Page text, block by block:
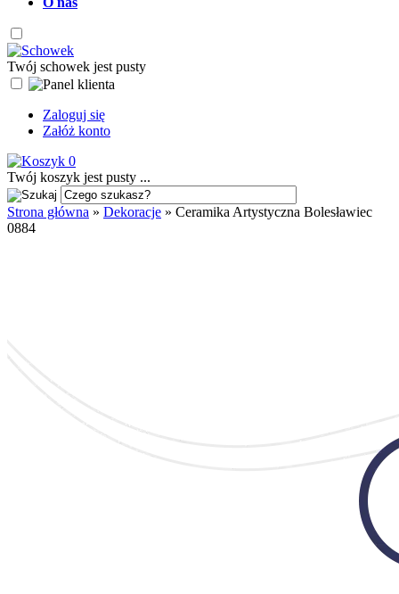
Twój schowek jest pusty
Zaloguj się
Załóż konto
0
Twój koszyk jest pusty ...
Strona główna » Dekoracje » Ceramika Artystyczna Bolesławiec
0884